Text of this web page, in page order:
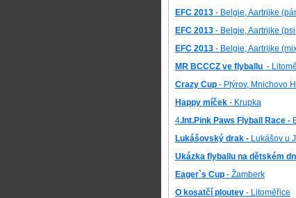
EFC 2013 - Belgie, Aartrijke
EFC 2013 - Belgie, Aartrijke
EFC 2013 - Belgie, Aartrijke
MR BCCCZ ve flyballu -
Crazy Cup - Ptýrov, Mnichovo
Happy míček - Krupka
4.Int.Pink Paws Flyball Race -
Lukášovský drak - Lukášov u
Ukázka flyballu na dětském
Eager`s Cup - Žamberk
O kosatčí ploutev - Litoměřice